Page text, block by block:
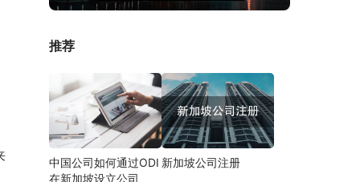
推荐
中国公司如何通过ODI
在新加坡设立公司
新加坡公司注册